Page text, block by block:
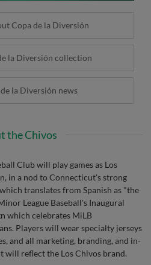
Copa de la Diversión
la Diversión collection
la Diversión news
the Chivos
Club will play games as Los
in a nod to Connecticut's strong
translates from Spanish as "the
League Baseball's Inaugural
which celebrates MiLB
Players will wear specialty jerseys
and all marketing, branding, and in-
reflect the Los Chivos brand.